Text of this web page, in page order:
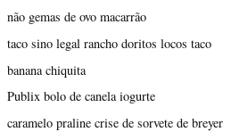
não gemas de ovo macarrão
taco sino legal rancho doritos locos taco
banana chiquita
Publix bolo de canela iogurte
caramelo praline crise de sorvete de breyer